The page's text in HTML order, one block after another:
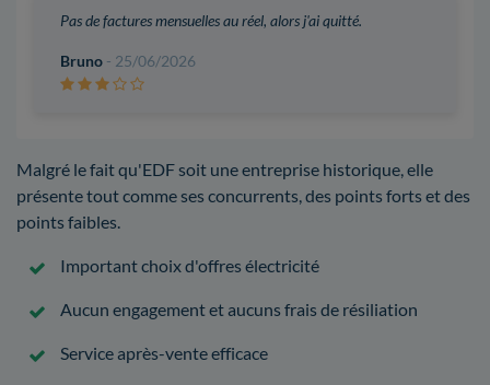
Pas de factures mensuelles au réel, alors j'ai quitté.
Bruno - 25/06/2026
Malgré le fait qu'EDF soit une entreprise historique, elle
présente tout comme ses concurrents, des points forts et des
points faibles.
Important choix d'offres électricité
Aucun engagement et aucuns frais de résiliation
Service après-vente efficace